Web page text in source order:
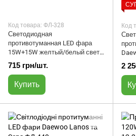
Код товара: ФЛ-328
Светодиодная
противотуманная LED фара
15W+15W желтый/белый свет |
ФЛ-328
715 грн/шт.
Купить
Код
ФЛ-
2